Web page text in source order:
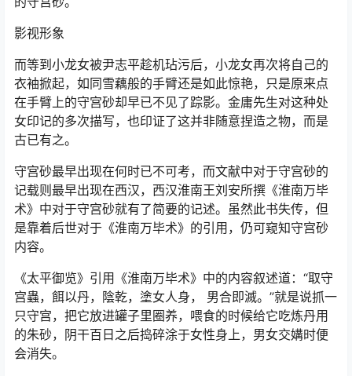
影视形象
而等到小龙女被尹志平趁机玷污后，小龙女再次将自己的
衣袖掀起，如同雪藕般的手臂还是如此惊艳，只是原来点
在手臂上的守宫砂却早已不见了踪影。金庸先生对这种处
女印记的多次描写，也印证了这并非随意捏造之物，而是
古已有之。
守宫砂最早出现在何时已不可考，而文献中对于守宫砂的
记载则最早出现在西汉，西汉淮南王刘安所撰《淮南万毕
术》中对于守宫砂就有了简要的记述。虽然此书失传，但
是靠着后世对于《淮南万毕术》的引用，仍可窥知守宫砂
内容。
《太平御览》引用《淮南万毕术》中的内容叙述道：“取守
宫蟲，餌以丹，陰乾，塗女人身， 男合即滅。”就是说抓一
只守宫，把它放进罐子里圈养，喂食的时候给它吃炼丹用
的朱砂，阴干百日之后捣碎涂于女性身上，男女交媾时便
会消失。